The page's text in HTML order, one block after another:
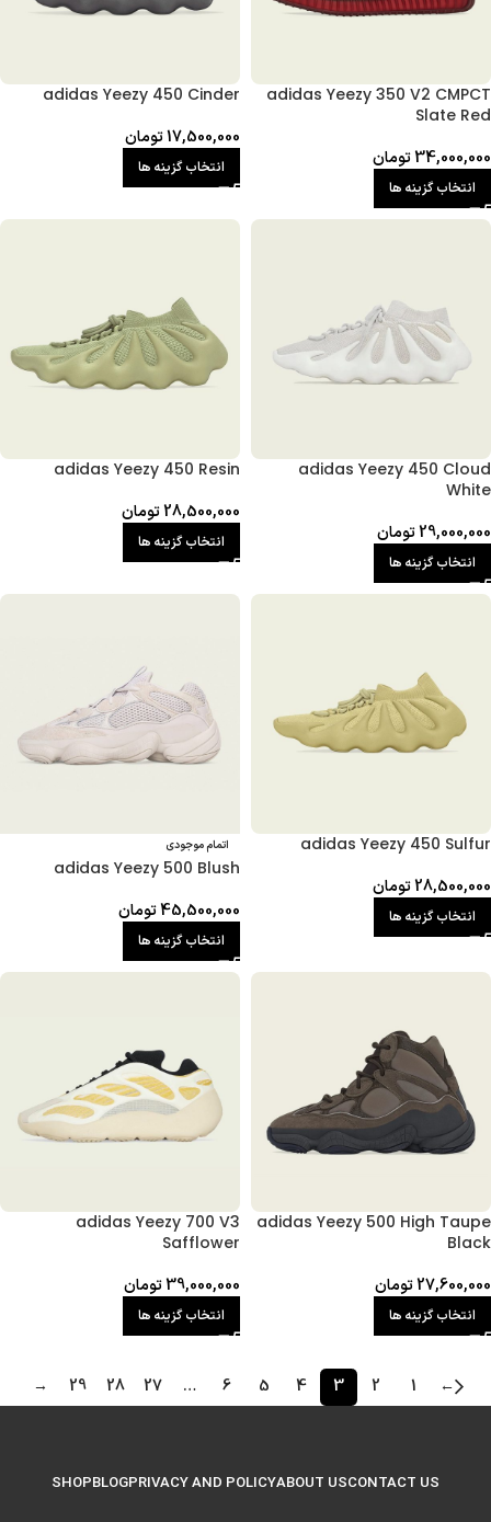
adidas Yeezy 350 V2 CMPCT
Slate Red
34,000,000تومان
انتخاب گزینه ها
adidas Yeezy 450 Cinder
17,500,000تومان
انتخاب گزینه ها
adidas Yeezy 450 Cloud
White
29,000,000تومان
انتخاب گزینه ها
adidas Yeezy 450 Resin
28,500,000تومان
انتخاب گزینه ها
adidas Yeezy 450 Sulfur
28,500,000تومان
انتخاب گزینه ها
اتمام موجودی
adidas Yeezy 500 Blush
45,500,000تومان
انتخاب گزینه ها
adidas Yeezy 500 High Taupe
Black
27,600,000تومان
انتخاب گزینه ها
adidas Yeezy 700 V3
Safflower
39,000,000تومان
انتخاب گزینه ها
←
1
2
3
4
5
6
…
27
28
29
→
CONTACT US
ABOUT US
PRIVACY AND POLICY
BLOG
SHOP